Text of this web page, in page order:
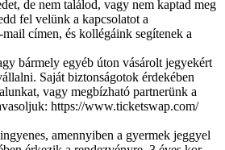
de nem találod, vagy nem kaptad meg
fel velünk a kapcsolatot a
mail címen, és kollégáink segítenek a
bármely egyéb úton vásárolt jegyekért
Saját biztonságotok érdekében
vagy megbízható partnerünk a
https://www.ticketswap.com/
amennyiben a gyermek jeggyel